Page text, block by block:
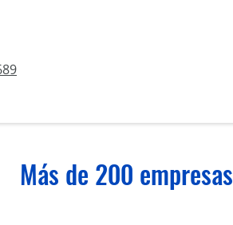
Fax
Más de 200